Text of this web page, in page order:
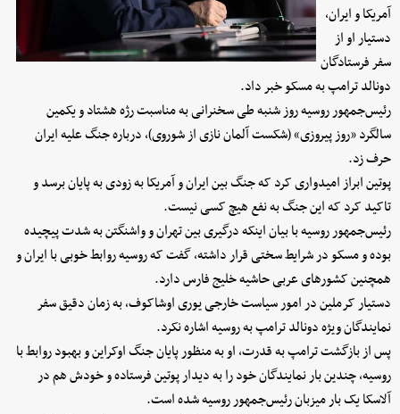
آمریکا و ایران،
دستیار او از
سفر فرستادگان
دونالد ترامپ به مسکو خبر داد.
رئیس‌جمهور روسیه روز شنبه طی سخنرانی به مناسبت رژه هشتاد و یکمین
سالگرد «روز پیروزی» (شکست آلمان نازی از شوروی)، درباره جنگ علیه ایران
حرف زد.
پوتین ابراز امیدواری کرد که جنگ بین ایران و آمریکا به زودی به پایان برسد و
تاکید کرد که این جنگ به نفع هیچ کسی نیست.
رئیس‌جمهور روسیه با بیان اینکه درگیری بین تهران و واشنگتن به شدت پیچیده
بوده و مسکو در شرایط سختی قرار داشته، گفت که روسیه روابط خوبی با ایران و
همچنین کشورهای عربی حاشیه خلیج فارس دارد.
دستیار کرملین در امور سیاست خارجی یوری اوشاکوف، به زمان دقیق سفر
نمایندگان ویژه دونالد ترامپ به روسیه اشاره نکرد.
پس از بازگشت ترامپ به قدرت، او به منظور پایان جنگ اوکراین و بهبود روابط با
روسیه، چندین بار نمایندگان خود را به دیدار پوتین فرستاده و خودش هم در
آلاسکا یک بار میزبان رئیس‌جمهور روسیه شده است.